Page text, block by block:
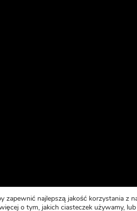
zapewnić najlepszą jakość korzystania z
o tym, jakich ciasteczek używamy,